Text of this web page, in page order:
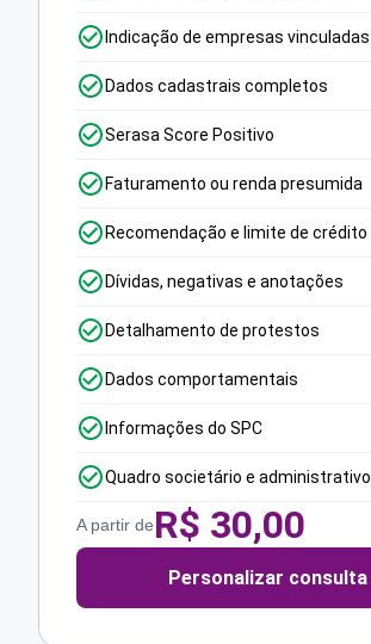
Indicação de empresas vinculadas
Dados cadastrais completos
Serasa Score Positivo
Faturamento ou renda presumida
Recomendação e limite de crédito
Dívidas, negativas e anotações
Detalhamento de protestos
Dados comportamentais
Informações do SPC
Quadro societário e administrativo
A partir deR$ 30,00
Personalizar consulta